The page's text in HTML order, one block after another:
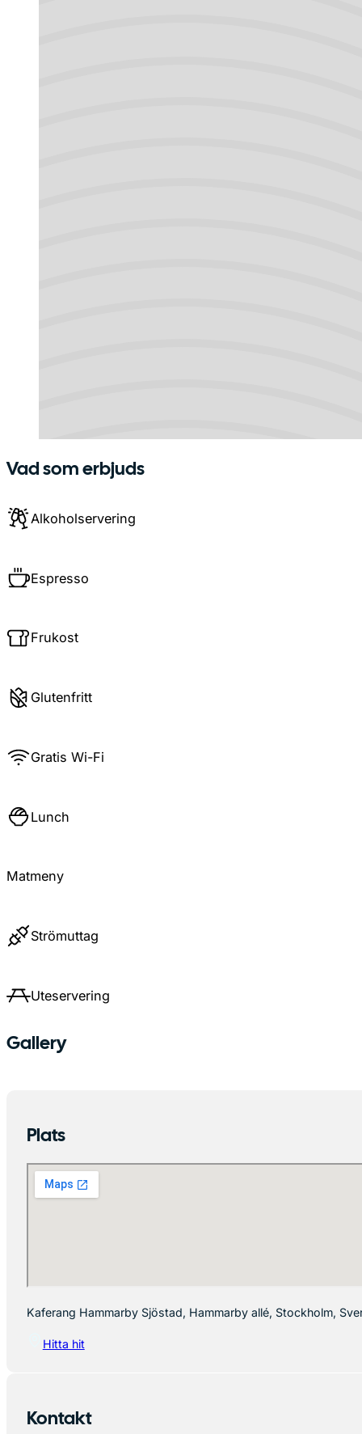
Vad som erbjuds
Alkoholservering
Espresso
Frukost
Glutenfritt
Gratis Wi-Fi
Lunch
Matmeny
Strömuttag
Uteservering
Gallery
Plats
Kaferang Hammarby Sjöstad, Hammarby allé, Stockholm,
Hitta hit
Kontakt